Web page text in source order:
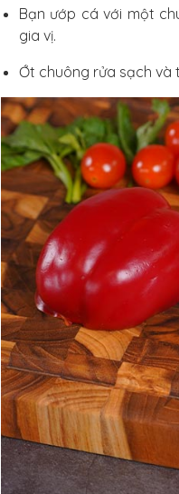
Bạn ướp cá với một
gia vị.
Ớt chuông rửa sạch và